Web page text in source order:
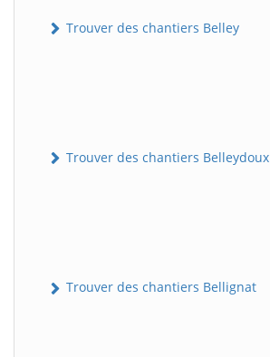
Trouver des chantiers Belley
Trouver des chantiers Belleydoux
Trouver des chantiers Bellignat